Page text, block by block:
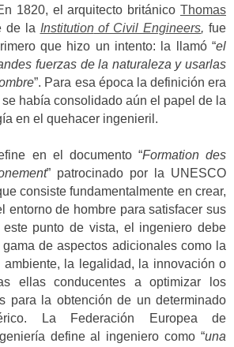
1820, el arquitecto británico Thomas
de la Institutionof Civil Engineers, fue
que hizo un intento: la llamó “el
fuerzas de la naturaleza y usarlas
”. Para esa época la definición era
había consolidado aún el papel de la
en el quehacer ingenieril.
en el documento “Formation des
” patrocinado por la UNESCO
consiste fundamentalmente en crear,
entorno de hombre para satisfacer sus
este punto de vista, el ingeniero debe
de aspectos adicionales como la
la legalidad, la innovación o
ellas conducentes a optimizar los
para la obtención de un determinado
La Federación Europea de
define al ingeniero como “una